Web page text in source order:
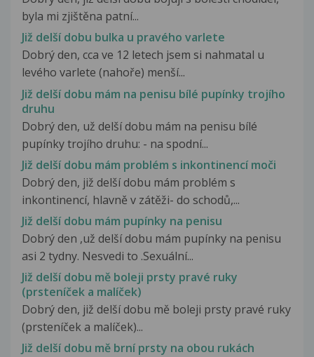
byla mi zjištěna patní...
Již delší dobu bulka u pravého varlete
Dobrý den, cca ve 12 letech jsem si nahmatal u
levého varlete (nahoře) menší...
Již delší dobu mám na penisu bílé pupínky trojího
druhu
Dobrý den, už delší dobu mám na penisu bílé
pupínky trojího druhu: - na spodní...
Již delší dobu mám problém s inkontinencí moči
Dobrý den, již delší dobu mám problém s
inkontinencí, hlavně v zátěži- do schodů,...
Již delší dobu mám pupínky na penisu
Dobrý den ,už delší dobu mám pupínky na penisu
asi 2 tydny. Nesvedi to .Sexuální...
Již delší dobu mě boleji prsty pravé ruky
(prsteníček a malíček)
Dobrý den, již delší dobu mě boleji prsty pravé ruky
(prsteníček a malíček)...
Již delší dobu mě brní prsty na obou rukách